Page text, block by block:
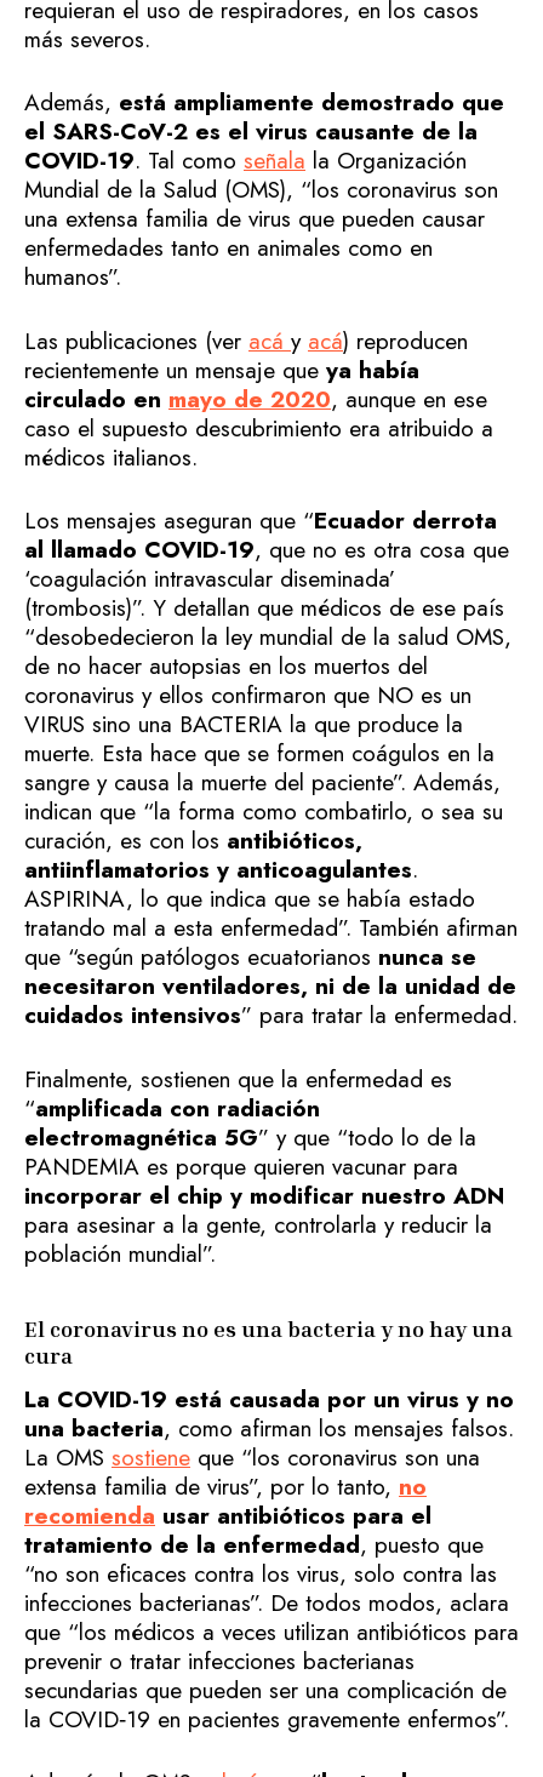
requieran el uso de respiradores, en los casos
más severos.
Además, está ampliamente demostrado que
el SARS-CoV-2 es el virus causante de la
COVID-19. Tal como señala la Organización
Mundial de la Salud (OMS), “los coronavirus son
una extensa familia de virus que pueden causar
enfermedades tanto en animales como en
humanos”.
Las publicaciones (ver acá y acá) reproducen
recientemente un mensaje que ya había
circulado en mayo de 2020, aunque en ese
caso el supuesto descubrimiento era atribuido a
médicos italianos.
Los mensajes aseguran que “Ecuador derrota
al llamado COVID-19, que no es otra cosa que
‘coagulación intravascular diseminada’
(trombosis)”. Y detallan que médicos de ese país
“desobedecieron la ley mundial de la salud OMS,
de no hacer autopsias en los muertos del
coronavirus y ellos confirmaron que NO es un
VIRUS sino una BACTERIA la que produce la
muerte. Esta hace que se formen coágulos en la
sangre y causa la muerte del paciente”. Además,
indican que “la forma como combatirlo, o sea su
curación, es con los antibióticos,
antiinflamatorios y anticoagulantes.
ASPIRINA, lo que indica que se había estado
tratando mal a esta enfermedad”. También afirman
que “según patólogos ecuatorianos nunca se
necesitaron ventiladores, ni de la unidad de
cuidados intensivos” para tratar la enfermedad.
Finalmente, sostienen que la enfermedad es
“amplificada con radiación
electromagnética 5G” y que “todo lo de la
PANDEMIA es porque quieren vacunar para
incorporar el chip y modificar nuestro ADN
para asesinar a la gente, controlarla y reducir la
población mundial”.
El coronavirus no es una bacteria y no hay una
cura
La COVID-19 está causada por un virus y no
una bacteria, como afirman los mensajes falsos.
La OMS sostiene que “los coronavirus son una
extensa familia de virus”, por lo tanto, no
recomienda usar antibióticos para el
tratamiento de la enfermedad, puesto que
“no son eficaces contra los virus, solo contra las
infecciones bacterianas”. De todos modos, aclara
que “los médicos a veces utilizan antibióticos para
prevenir o tratar infecciones bacterianas
secundarias que pueden ser una complicación de
la COVID‑19 en pacientes gravemente enfermos”.